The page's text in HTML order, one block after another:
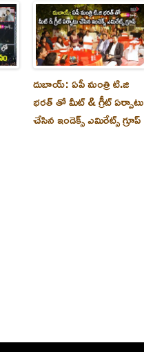
దుబాయ్: ఏపీ మంత్రి టి.జి
భరత్ తో మీట్ & గ్రీట్ ఏర్పాటు
చేసిన ఇండెక్స్ ఎమిరేట్స్ గ్రూప్